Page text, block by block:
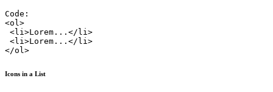
Code:
<ol>
<li>Lorem...</li>
<li>Lorem...</li>
Icons in a List